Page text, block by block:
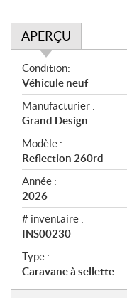
APERÇU
A
p
e
r
ç
u
Condition:
Véhicule neuf
Manufacturier :
Grand Design
Modèle :
Reflection 260rd
Année :
2026
# inventaire :
INS00230
Type :
Caravane à sellette